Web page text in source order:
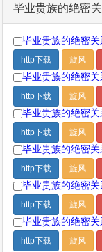
毕业贵族的绝密
毕业贵族的绝密
http下载 旋风
毕业贵族的绝密
http下载 旋风
毕业贵族的绝密
http下载 旋风
毕业贵族的绝密
http下载 旋风
毕业贵族的绝密
http下载 旋风
毕业贵族的绝密
http下载 旋风